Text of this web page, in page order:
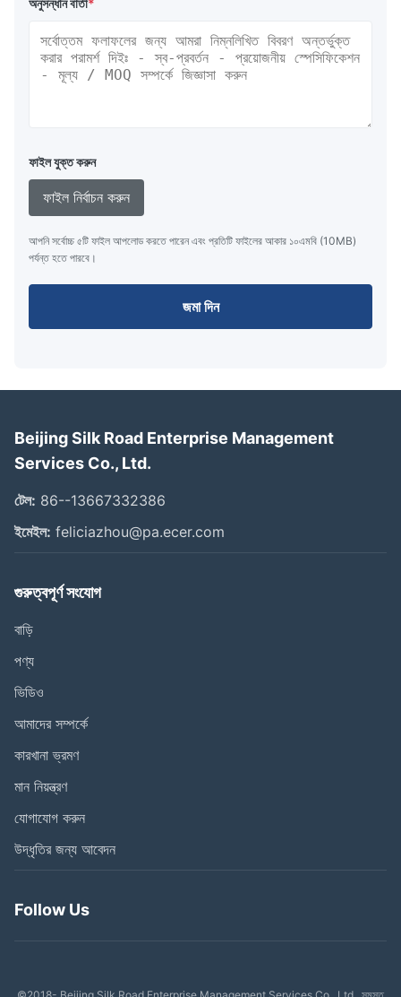
ফাইল যুক্ত করুন
ফাইল নির্বাচন করুন
আপনি সর্বোচ্চ ৫টি ফাইল আপলোড করতে পারেন এবং প্রতিটি ফাইলের আকার ১০এমবি (10MB)
পর্যন্ত হতে পারবে।
জমা দিন
Beijing Silk Road Enterprise Management
Services Co., Ltd.
টেল: 86--13667332386
ইমেইল: feliciazhou@pa.ecer.com
গুরুত্বপূর্ণ সংযোগ
বাড়ি
পণ্য
ভিডিও
আমাদের সম্পর্কে
কারখানা ভ্রমণ
মান নিয়ন্ত্রণ
যোগাযোগ করুন
উদ্ধৃতির জন্য আবেদন
Follow Us